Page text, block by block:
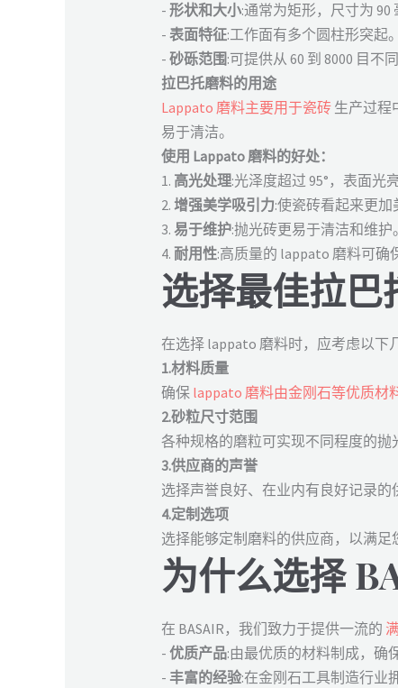
- 形状和大小:通常为矩形，尺寸为 90
- 表面特征:工作面有多个圆柱形突起。
- 砂砾范围:可提供从 60 到 8000 目不
拉巴托磨料的用途
Lappato 磨料主要用于瓷砖生产过程
易于清洁。
使用 Lappato 磨料的好处：
1. 高光处理:光泽度超过 95°，表面光
2. 增强美学吸引力:使瓷砖看起来更加
3. 易于维护:抛光砖更易于清洁和维护。
4. 耐用性:高质量的 lappato 磨料可确
选择最佳拉巴
在选择 lappato 磨料时，应考虑以下
1.材料质量
确保 lappato 磨料由金刚石等优质材
2.砂粒尺寸范围
各种规格的磨粒可实现不同程度的抛
3.供应商的声誉
选择声誉良好、在业内有良好记录的
4.定制选项
选择能够定制磨料的供应商，以满足
为什么选择
在 BASAIR，我们致力于提供一流的
- 优质产品:由最优质的材料制成，确
- 丰富的经验:在金刚石工具制造行业